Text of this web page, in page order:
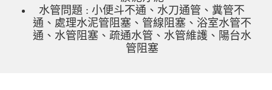
水管問題 : 小便斗不通、水刀通管、糞管不
通、處理水泥管阻塞、管線阻塞、浴室水管不
通、水管阻塞、疏通水管、水管維護、陽台水
管阻塞